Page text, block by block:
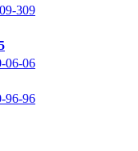
309
06-06
96-96